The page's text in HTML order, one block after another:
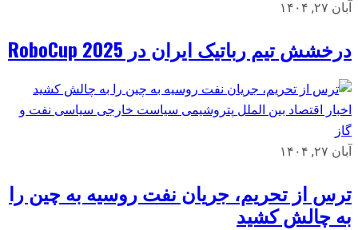
آبان ۲۷, ۱۴۰۴
درخشش تیم رباتیک ایران در RoboCup 2025
اخبار اقتصاد بین الملل پتروشیمی سیاست خارجی سیاسی نفت و
گاز
آبان ۲۷, ۱۴۰۴
ترس از تحریم، جریان نفت روسیه به چین را
به چالش کشید